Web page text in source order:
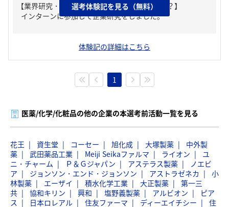
【業界研究・企業研究はどんな風にしましたか？】
インターンに参加して企業研究をしました。
選考体験記を見る（無料）
体験記の詳細はこちら
1
医薬/化学/化粧品の他の企業の本選考前活動一覧を見る
花王 資生堂 コーセー 旭化成 大塚製薬
中外製
薬
武田薬品工業 Meiji Seikaファルマ ライオン
ユ
ニ・チャーム
Ｐ＆Ｇジャパン アステラス製薬
ノエビ
ア
ジョンソン・エンド・ジョンソン アストラゼネカ
小
林製薬
エーザイ 積水化学工業 大正製薬
第一三
共
協和キリン 興和 塩野義製薬 アルビオン
ピア
ス
日本ロレアル 住友ファーマ ディーエイチシー 住